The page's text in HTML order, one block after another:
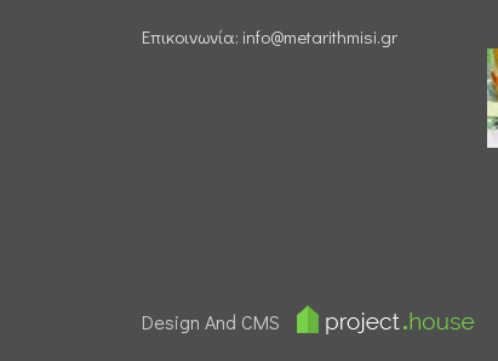
Επικοινωνία: info@metarithmisi.gr
Design And CMS